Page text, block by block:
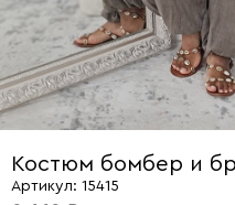
Костюм бомбер и
Артикул: 15415